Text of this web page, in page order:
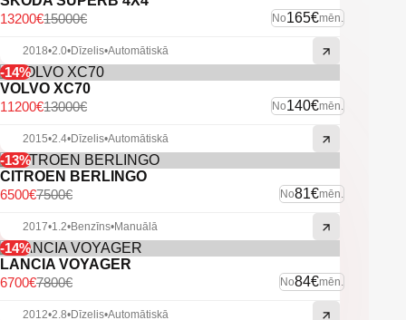
No165€mēn.
15000€
13200€
2018•2.0•Dīzelis•Automātiskā
-14%
VOLVO XC70
No140€mēn.
13000€
11200€
2015•2.4•Dīzelis•Automātiskā
-13%
CITROEN BERLINGO
No81€mēn.
7500€
6500€
2017•1.2•Benzīns•Manuālā
-14%
LANCIA VOYAGER
No84€mēn.
7800€
6700€
2012•2.8•Dīzelis•Automātiskā